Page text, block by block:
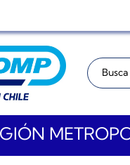
Buscar: